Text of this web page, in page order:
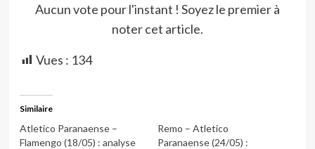
Aucun vote pour l'instant ! Soyez le premier à
noter cet article.
Vues : 134
Similaire
Atletico Paranaense –
Flamengo (18/05) : analyse
Remo – Atletico
Paranaense (24/05) :